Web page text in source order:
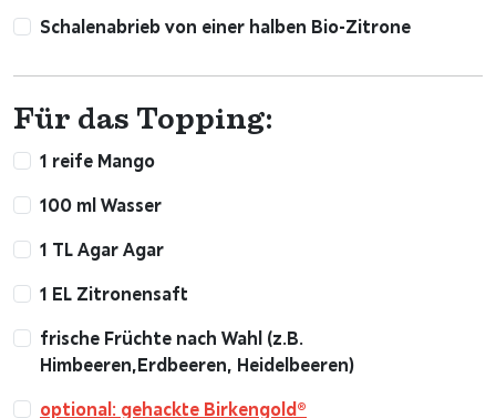
Schalenabrieb von einer halben Bio-Zitrone
Für das Topping:
1 reife Mango
100 ml Wasser
1 TL Agar Agar
1 EL Zitronensaft
frische Früchte nach Wahl (z.B.
Himbeeren,Erdbeeren, Heidelbeeren)
optional: gehackte Birkengold®